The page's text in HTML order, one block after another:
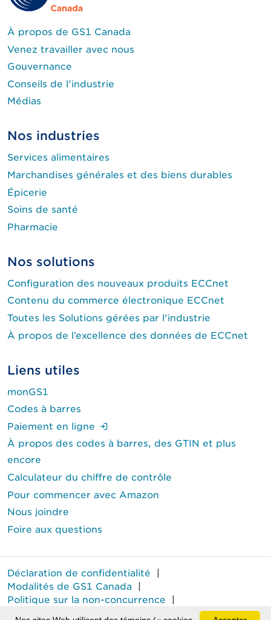
À propos de GS1 Canada
Venez travailler avec nous
Gouvernance
Conseils de l'industrie
Médias
Nos industries
Services alimentaires
Marchandises générales et des biens durables
Épicerie
Soins de santé
Pharmacie
Nos solutions
Configuration des nouveaux produits ECCnet
Contenu du commerce électronique ECCnet
Toutes les Solutions gérées par l'industrie
À propos de l’excellence des données de ECCnet
Liens utiles
monGS1
Codes à barres
Paiement en ligne
À propos des codes à barres, des GTIN et plus
encore
Calculateur du chiffre de contrôle
Pour commencer avec Amazon
Nous joindre
Foire aux questions
Déclaration de confidentialité |
Modalités de GS1 Canada |
Politique sur la non-concurrence |